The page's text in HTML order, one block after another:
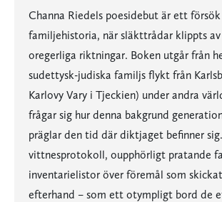
Channa Riedels poesidebut är ett
familjehistoria, när släkttrådar klippts
oregerliga riktningar. Boken utgår från
sudettysk-judiska familjs flykt från
Karlovy Vary i Tjeckien) under andra
frågar sig hur denna bakgrund
präglar den tid där diktjaget befinner
vittnesprotokoll, oupphörligt pratande
inventarielistor över föremål som
efterhand – som ett otympligt bord de